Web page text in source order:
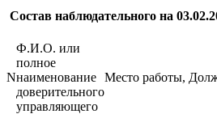
Состав наблюдательного на
N
Ф.И.О. или
полное
наименование
доверительного
управляющего
Место работы,